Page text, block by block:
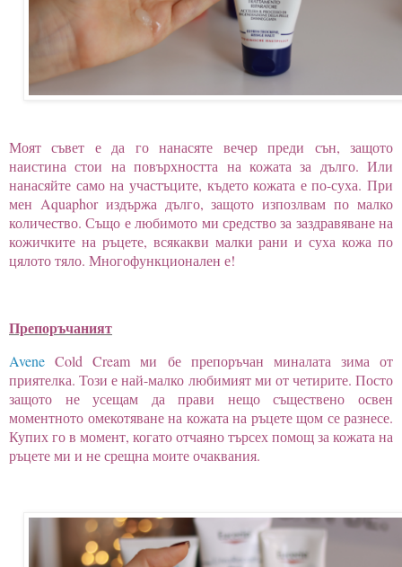
Моят съвет е да го нанасяте вечер преди сън, защото
наистина стои на повърхността на кожата за дълго. Или
нанасяйте само на участъците, където кожата е по-суха. При
мен Aquaphorиздържа дълго, защото изпозлвам по малко
количество. Също е любимото ми средство за заздравяване на
кожичките на ръцете, всякакви малки рани и суха кожа по
цялото тяло. Многофункционален е!
Препоръчаният
Avene Cold Creamми бе препоръчан миналата зима от
приятелка. Този е най-малко любимият ми от четирите. Посто
защото не усещам да прави нещо съществено освен
моментното омекотяване на кожата на ръцете щом се разнесе.
Купих го в момент, когато отчаяно търсех помощ за кожата на
ръцете ми и не срещна моите очаквания.